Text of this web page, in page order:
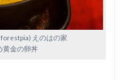
えのはの家
金の卵丼